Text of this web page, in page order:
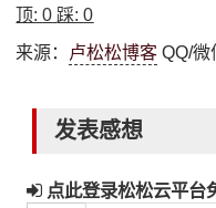
顶:0 踩:0
来源： 卢松松博客 QQ/微
发表感想
点此登录松松云平台